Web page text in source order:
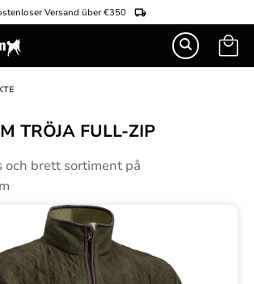
Versand über €350
TRÖJA FULL-ZIP
och brett sortiment på